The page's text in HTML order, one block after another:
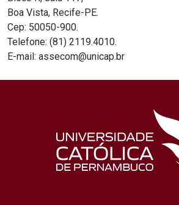
Boa Vista, Recife-PE.
Cep: 50050-900.
Telefone: (81) 2119.4010.
E-mail: assecom@unicap.br